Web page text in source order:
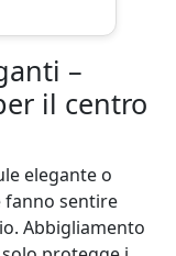
–
il centro
elegante o
sentire
Abbigliamento